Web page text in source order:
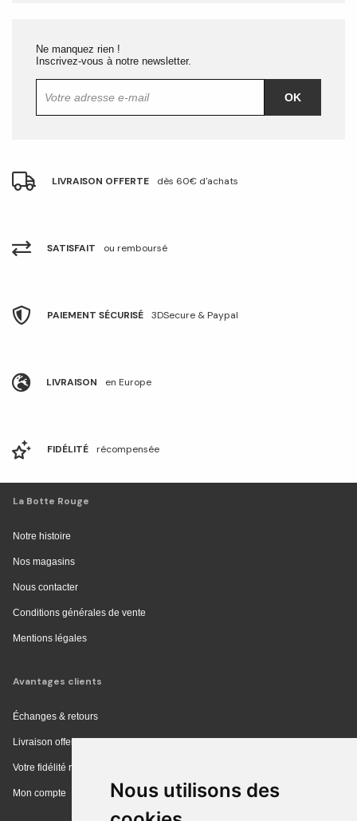
Nous utilisons des
Ne manquez rien !
Inscrivez-vous à notre newsletter.
OK
LIVRAISON OFFERTE dès 60€ d'achats
SATISFAIT ou remboursé
PAIEMENT SÉCURISÉ 3DSecure & Paypal
LIVRAISON en Europe
FIDÉLITÉ récompensée
La Botte Rouge
Notre histoire
Nos magasins
Nous contacter
Conditions générales de vente
Mentions légales
Avantages clients
Échanges & retours
Livraison offerte en magasin
Votre fidélité récompensée
Mon compte